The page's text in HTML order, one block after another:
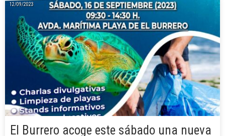
12/09/2023
El Burrero acoge este sábado una nueva